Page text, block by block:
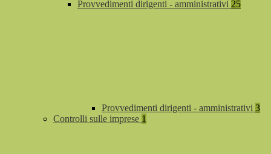
Provvedimenti dirigenti - amministrativi 25
Provvedimenti dirigenti - amministrativi 3
Controlli sulle imprese 1